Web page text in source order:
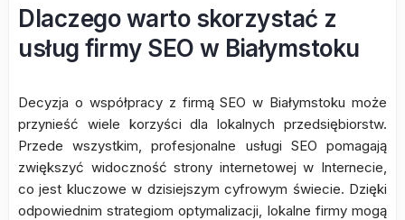
Dlaczego warto skorzystać z
usług firmy SEO w Białymstoku
Decyzja o współpracy z firmą SEO w Białymstoku może
przynieść wiele korzyści dla lokalnych przedsiębiorstw.
Przede wszystkim, profesjonalne usługi SEO pomagają
zwiększyć widoczność strony internetowej w Internecie,
co jest kluczowe w dzisiejszym cyfrowym świecie. Dzięki
odpowiednim strategiom optymalizacji, lokalne firmy mogą